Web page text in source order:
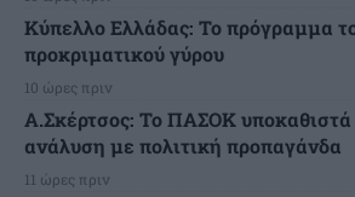
Κύπελλο Ελλάδας: Το πρόγραμμα
προκριματικού γύρου
10 ώρες πριν
Α.Σκέρτσος: Το ΠΑΣΟΚ υποκαθιστά
ανάλυση με πολιτική προπαγάνδα
11 ώρες πριν